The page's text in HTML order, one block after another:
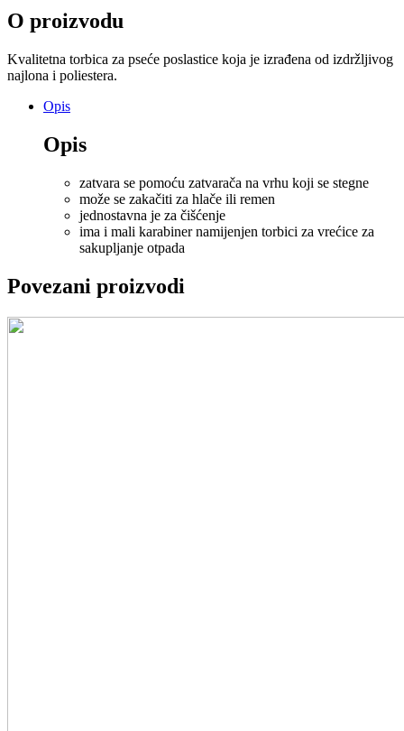
10x14
sivo-
roza
količina
O proizvodu
Kvalitetna torbica za pseće poslastice koja je izrađena od izdržljivog
najlona i poliestera.
Opis
Opis
zatvara se pomoću zatvarača na vrhu koji se stegne
može se zakačiti za hlače ili remen
jednostavna je za čišćenje
ima i mali karabiner namijenjen torbici za vrećice za
sakupljanje otpada
Povezani proizvodi